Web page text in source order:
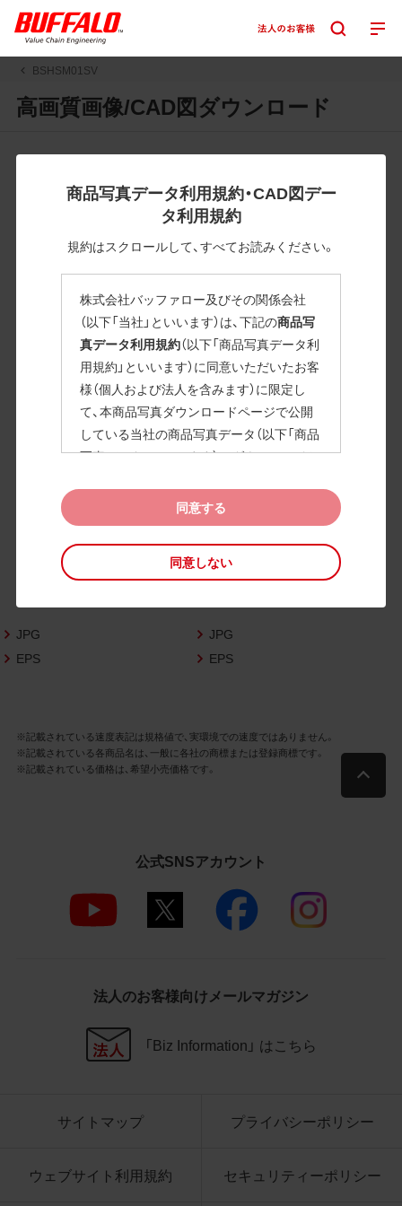
BSHSM01SV
高画質画像/CAD図ダウンロード
商品写真データ利用規約・CAD図デー
タ利用規約
規約はスクロールして、すべてお読みください。
株式会社バッファロー及びその関係会社
（以下「当社」といいます）は、下記の商品写
真データ利用規約（以下「商品写真データ利
用規約」といいます）に同意いただいたお客
様（個人および法人を含みます）に限定し
て、本商品写真ダウンロードページで公開
している当社の商品写真データ（以下「商品
写真データ」といいます）のダウンロードお
また、当社は、下記のCAD図データ利用規約
（以下「CAD図データ利用規約」といいます）
に同意いただいたお客様に限定して、本CA
D図ダウンロードページで公開している当
いいます）の利用を許諾いたします。
お客様が「同意する」ボタンをクリックされ
た場合、商品写真データ利用規約及びCAD
データ利用規約の記載事項は予告なく変更
されることがあります。各データをダウン
商品写真データ利用規約
お客様は、商品写真データに関する著作権
等の一切の権利が当社に帰属することに同
2.利用許諾
当社商品の販売活動（中古による販売の場
合を除く）に関する広告宣伝又は当社商品
ます。当社からの個別の同意を得た場合を
データを利用することはできません。
同意する
同意しない
すと圧縮ファイルのダウンロードが始まります。
JPEG・EPSファイルにはパスが設定されています。画像編集
の際に便利です。PNG画像は原則として背景を透過したもの
を提供しています。
掲載データ「JPEG、PNG : 低解像度(RGBカラー)」 「EPS : 高
解像度(CMYKカラー)」
BSHSM01SV
高画質画像
JPG
EPS
JPG
EPS
※記載されている速度表記は規格値で、実環境での速度ではありません。
※記載されている各商品名は、一般に各社の商標または登録商標です。
※記載されている価格は、希望小売価格です。
公式SNSアカウント
法人のお客様向けメールマガジン
「Biz Information」 はこちら
サイトマップ プライバシーポリシー
ウェブサイト利用規約 セキュリティーポリシー